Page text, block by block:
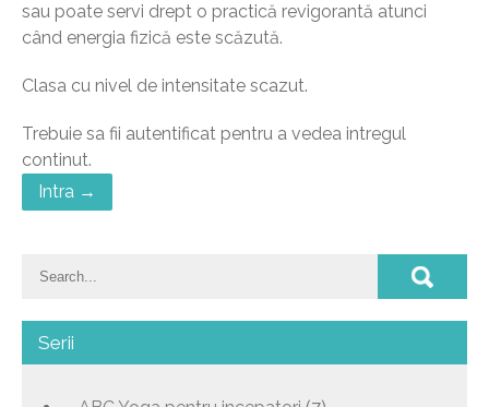
sau poate servi drept o practică revigorantă atunci
când energia fizică este scăzută.
Clasa cu nivel de intensitate scazut.
Trebuie sa fii autentificat pentru a vedea intregul
continut.
Intra →
Serii